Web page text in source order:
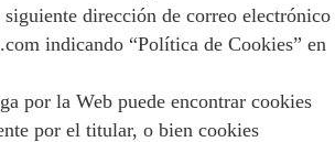
dirección de correo electrónico
indicando “Política de Cookies” en
por la Web puede encontrar cookies
por el titular, o bien cookies